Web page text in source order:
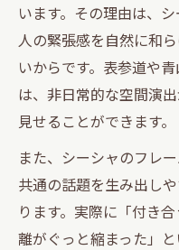
います。その理由は、
人の緊張感を自然に和
いからです。表参道や
は、非日常的な空間演
見せることができます。
また、シーシャのフレ
共通の話題を生み出し
ります。実際に「付き
離がぐっと縮まった」